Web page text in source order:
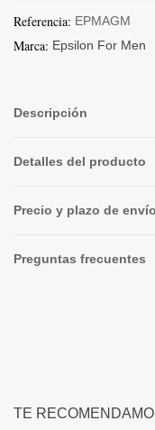
Referencia: EPMAGM
Marca: Epsilon For Men
Descripción
Detalles del producto
Precio y plazo de envío
Preguntas frecuentes
TE